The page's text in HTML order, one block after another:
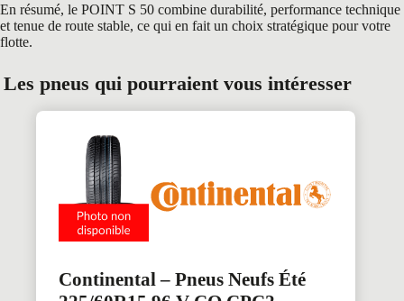
En résumé, le POINT S 50 combine durabilité, performance technique
et tenue de route stable, ce qui en fait un choix stratégique pour votre
flotte.
Les pneus qui pourraient vous intéresser
Continental – Pneus Neufs Été